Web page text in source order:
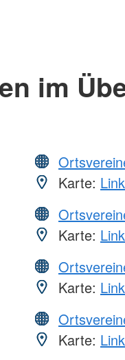
im
Karte:
Karte:
Karte:
Karte: